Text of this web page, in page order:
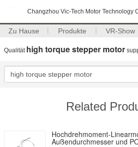
Changzhou Vic-Tech Motor Technology
Zu Hause Produkte VR-Show
Qualität high torque stepper motor
Related
Hochdrehmoment-
Außendurchmesser und